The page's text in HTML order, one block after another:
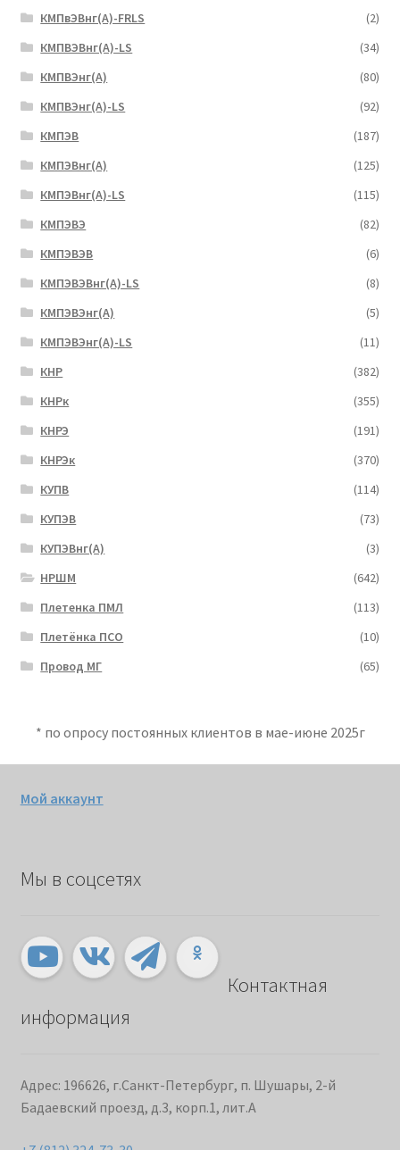
КМПвЭВнг(А)-FRLS
(2)
КМПВЭВнг(А)-LS
(34)
КМПВЭнг(А)
(80)
КМПВЭнг(А)-LS
(92)
КМПЭВ
(187)
КМПЭВнг(А)
(125)
КМПЭВнг(А)-LS
(115)
КМПЭВЭ
(82)
КМПЭВЭВ
(6)
КМПЭВЭВнг(А)-LS
(8)
КМПЭВЭнг(А)
(5)
КМПЭВЭнг(А)-LS
(11)
КНР
(382)
КНРк
(355)
КНРЭ
(191)
КНРЭк
(370)
КУПВ
(114)
КУПЭВ
(73)
КУПЭВнг(А)
(3)
НРШМ
(642)
Плетенка ПМЛ
(113)
Плетёнка ПСО
(10)
Провод МГ
(65)
* по опросу постоянных клиентов в мае-июне 2025г
Мой аккаунт
Мы в соцсетях
Контактная
информация
Адрес: 196626, г.Санкт-Петербург, п. Шушары, 2-й
Бадаевский проезд, д.3, корп.1, лит.А